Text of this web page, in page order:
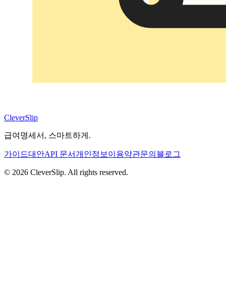
CleverSlip
급여명세서, 스마트하게.
가이드대안API 문서개인정보 이용약관문의 블로그
© 2026 CleverSlip. All rights reserved.